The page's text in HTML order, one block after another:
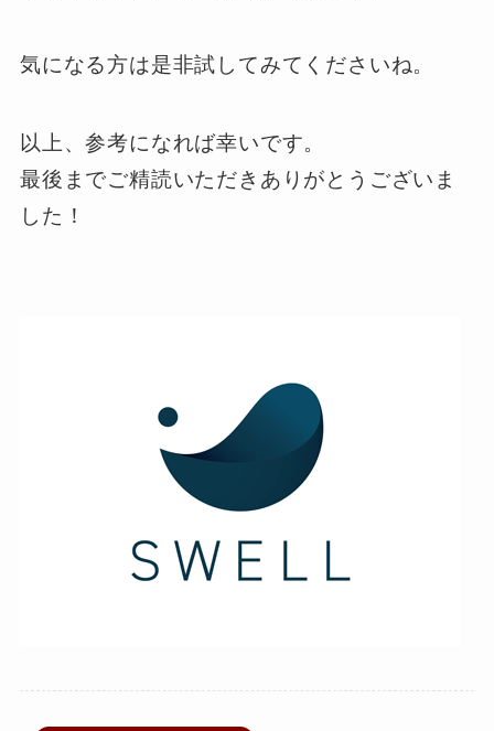
気になる方は是非試してみてくださいね。
以上、参考になれば幸いです。
最後までご精読いただきありがとうございま
した！